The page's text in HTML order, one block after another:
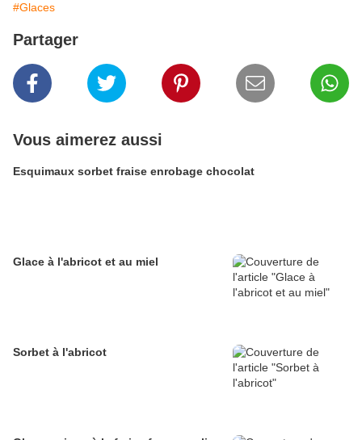
#Glaces
Partager
Vous aimerez aussi
Esquimaux sorbet fraise enrobage chocolat
Glace à l'abricot et au miel
Sorbet à l'abricot